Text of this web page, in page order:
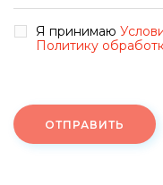
Я принимаю
Политику
ОТПРАВИТЬ